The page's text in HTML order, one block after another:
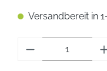
Versandbereit in
Produkt